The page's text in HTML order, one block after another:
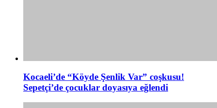
Kocaeli’de “Köyde Şenlik Var” coşkusu!
Sepetçi’de çocuklar doyasıya eğlendi